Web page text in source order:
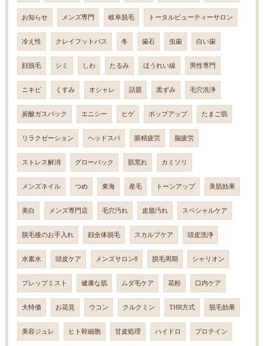
お知らせ メンズ専門 岐阜脱毛 トータルビューティーサロン
冷え性 クレイフットバス 冬 歯石 虫歯 白い歯
顔脱毛 シミ しわ たるみ ほうれい線 男性専門
ニキビ くすみ オシャレ 話題 黒ずみ 毛穴洗浄
炭酸ガスパック エニシー ヒゲ ポップアップ たまご肌
リラクゼーション ヘッドスパ 眼精疲労 脳疲労
ストレス解消 グローパック 肌荒れ カミソリ
メンズネイル つめ 東海 産毛 トーンアップ 美肌効果
美白 メンズ専門店 毛穴汚れ 皮脂汚れ スペシャルケア
脱毛後のお手入れ 顔全体脱毛 スカルプケア 頭皮洗浄
水素水 頭皮ケア メンズサロン8 脱毛周期 シャリオン
プレップミスト 健康な肌 ムダ毛ケア 花粉 口内ケア
大特価 お花見 ウコン クルクミン THR方式 脱毛効果
美容ジュレ ヒト幹細胞 甘皮処理 ハイドロ プロテイン